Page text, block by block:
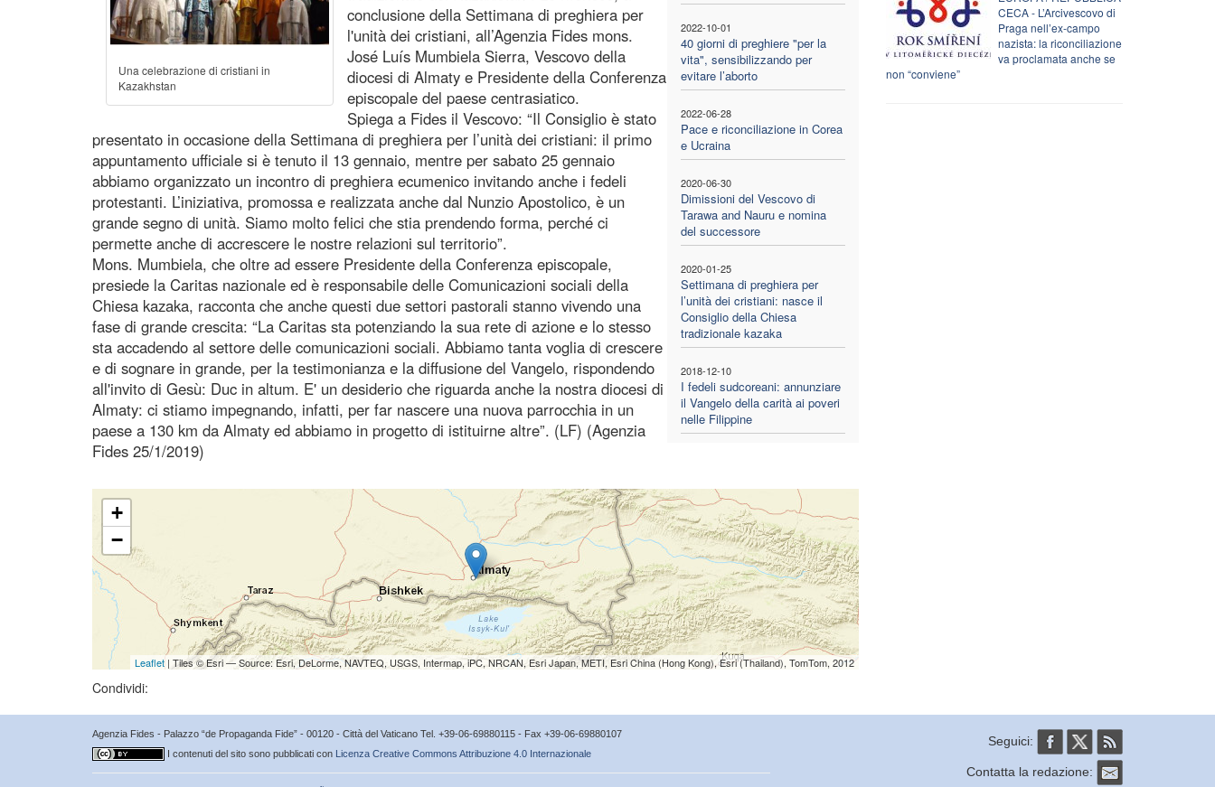
Una celebrazione di cristiani in
Kazakhstan
2022-10-01
40 giorni di preghiere "per la
vita", sensibilizzando per
evitare l’aborto
2022-06-28
Pace e riconciliazione in Corea
e Ucraina
2020-06-30
Dimissioni del Vescovo di
Tarawa and Nauru e nomina
del successore
2020-01-25
Settimana di preghiera per
l’unità dei cristiani: nasce il
Consiglio della Chiesa
tradizionale kazaka
2018-12-10
I fedeli sudcoreani: annunziare
il Vangelo della carità ai poveri
nelle Filippine
conclusione della Settimana di preghiera per
l'unità dei cristiani, all’Agenzia Fides mons.
José Luís Mumbiela Sierra, Vescovo della
diocesi di Almaty e Presidente della Conferenza
episcopale del paese centrasiatico.
Spiega a Fides il Vescovo: “Il Consiglio è stato
presentato in occasione della Settimana di preghiera per l’unità dei cristiani: il primo
appuntamento ufficiale si è tenuto il 13 gennaio, mentre per sabato 25 gennaio
abbiamo organizzato un incontro di preghiera ecumenico invitando anche i fedeli
protestanti. L’iniziativa, promossa e realizzata anche dal Nunzio Apostolico, è un
grande segno di unità. Siamo molto felici che stia prendendo forma, perché ci
permette anche di accrescere le nostre relazioni sul territorio”.
Mons. Mumbiela, che oltre ad essere Presidente della Conferenza episcopale,
presiede la Caritas nazionale ed è responsabile delle Comunicazioni sociali della
Chiesa kazaka, racconta che anche questi due settori pastorali stanno vivendo una
fase di grande crescita: “La Caritas sta potenziando la sua rete di azione e lo stesso
sta accadendo al settore delle comunicazioni sociali. Abbiamo tanta voglia di crescere
e di sognare in grande, per la testimonianza e la diffusione del Vangelo, rispondendo
all'invito di Gesù: Duc in altum. E' un desiderio che riguarda anche la nostra diocesi di
Almaty: ci stiamo impegnando, infatti, per far nascere una nuova parrocchia in un
paese a 130 km da Almaty ed abbiamo in progetto di istituirne altre”. (LF) (Agenzia
Fides 25/1/2019)
+
−
Leaflet| Tiles © Esri — Source: Esri, DeLorme, NAVTEQ, USGS, Intermap, iPC, NRCAN, Esri Japan, METI, Esri China (Hong Kong), Esri (Thailand), TomTom, 2012
Condividi:
CECA - L’Arcivescovo di
Praga nell’ex-campo
nazista: la riconciliazione
va proclamata anche se
non “conviene”
Agenzia Fides - Palazzo “de Propaganda Fide” - 00120 - Città del Vaticano Tel. +39-06-69880115 - Fax +39-06-69880107
I contenuti del sito sono pubblicati con Licenza Creative Commons Attribuzione 4.0 Internazionale
Seguici:
Contatta la redazione: